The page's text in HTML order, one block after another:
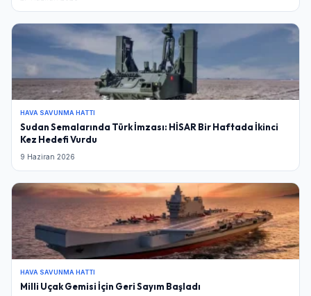
HAVA SAVUNMA HATTI
Sudan Semalarında Türk İmzası: HİSAR Bir Haftada İkinci
Kez Hedefi Vurdu
9 Haziran 2026
HAVA SAVUNMA HATTI
Milli Uçak Gemisi İçin Geri Sayım Başladı